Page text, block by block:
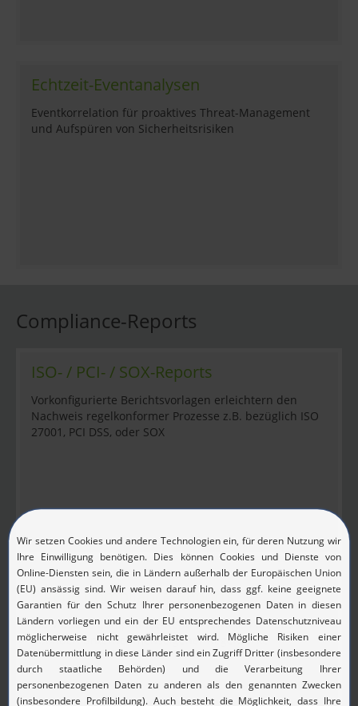
Echtzeit-Eventanalysen
Eventkorrelation für proaktives Threat-Management
und Aufspüren von Sicherheitsrisiken
Compliance-Reports
ISO- / PCI- / SOX-Reports
Vorkonfigurierte Berichtsvorlagen erleichtern den
Nachweis regelkonformer Prozesse z.B. bezüglich ISO
27001, PCI DSS, oder SOX
Eigene Compliance-Reports
Individuelle Compliance-Report-Vorlagen für das
Abbilden unternehmenseigener Regelwerke